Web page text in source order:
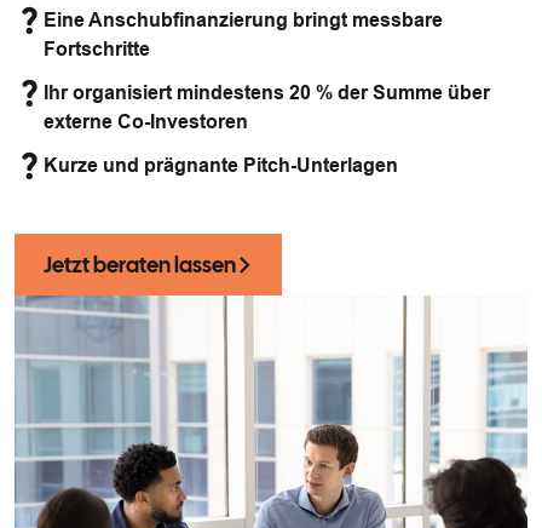
Eine Anschubfinanzierung bringt messbare
Fortschritte
Ihr organisiert mindestens 20 % der Summe über
externe Co-Investoren
Kurze und prägnante Pitch-Unterlagen
Jetzt beraten lassen